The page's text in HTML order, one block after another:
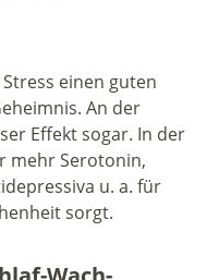
einen guten
An der
Effekt sogar. In der
mehr Serotonin,
u. a. für
sorgt.